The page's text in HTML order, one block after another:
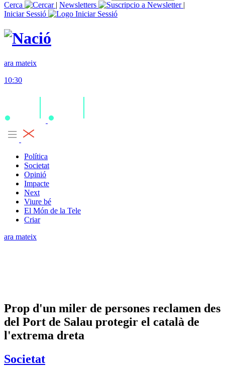
Cerca
| Newsletters
|
Iniciar Sessió
ara mateix
10:30
Política
Societat
Opinió
Impacte
Next
Viure bé
El Món de la Tele
Criar
ara mateix
Prop d'un miler de persones reclamen des
del Port de Salau protegir el català de
l'extrema dreta
Societat